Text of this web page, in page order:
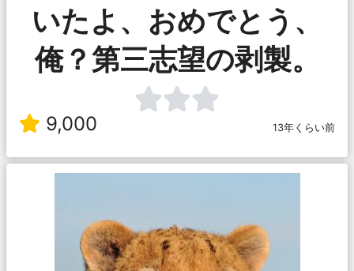
いたよ、おめでとう、
俺？第三志望の剥製。
9,000 13年くらい前